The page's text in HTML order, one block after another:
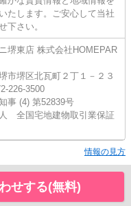
たします。ご安心して当社
下さい。
堺東店 株式会社HOMEPAR
市堺区北瓦町２丁１－２３
226-3500
事 (4) 第52839号
全国宅地建物取引業保証
情報の見方
せする(無料)